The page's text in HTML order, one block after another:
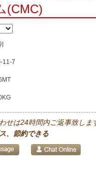
(CMC)
11-7
せは24時間内ご返事致しま
、節約できる